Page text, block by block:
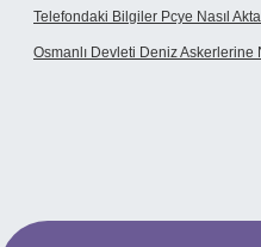
Telefondaki Bilgiler Pcye Nasıl
Osmanlı Devleti Deniz Askerlerine
giriş